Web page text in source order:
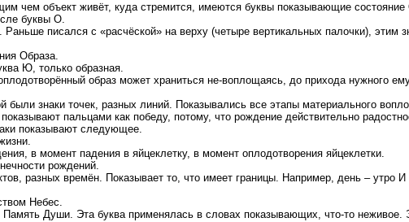
чем объект живёт, куда стремится, имеются буквы показывающие состояние
буквы О.
писался с «расчёской» на верху (четыре вертикальных палочки), этим
Образа.
Ю, только образная.
образ может храниться не-воплощаясь, до прихода нужного
были знаки точек, разных линий. Показывались все этапы материального
пальцами как победу, потому, что рождение действительно
показывают следующее.
в момент падения в яйцеклетку, в момент оплодотворения яйцеклетки.
рождений.
разных времён. Показывает то, что имеет границы. Например, день –
Небес.
Души. Эта буква применялась в словах показывающих, что-то